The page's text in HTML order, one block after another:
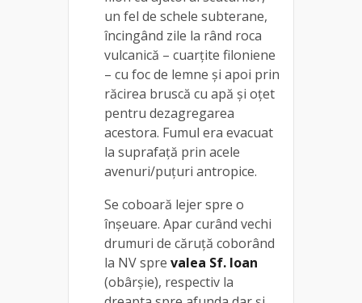
un fel de schele subterane,
încingând zile la rând roca
vulcanică – cuarțite filoniene
– cu foc de lemne și apoi prin
răcirea bruscă cu apă și oțet
pentru dezagregarea
acestora. Fumul era evacuat
la suprafață prin acele
avenuri/puțuri antropice.
Se coboară lejer spre o
înşeuare. Apar curând vechi
drumuri de căruţă coborând
la NV spre valea Sf. Ioan
(obârșie), respectiv la